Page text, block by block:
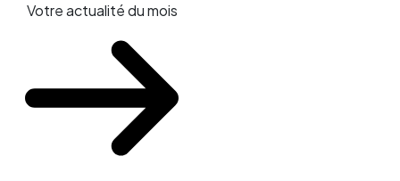
Votre actualité du mois